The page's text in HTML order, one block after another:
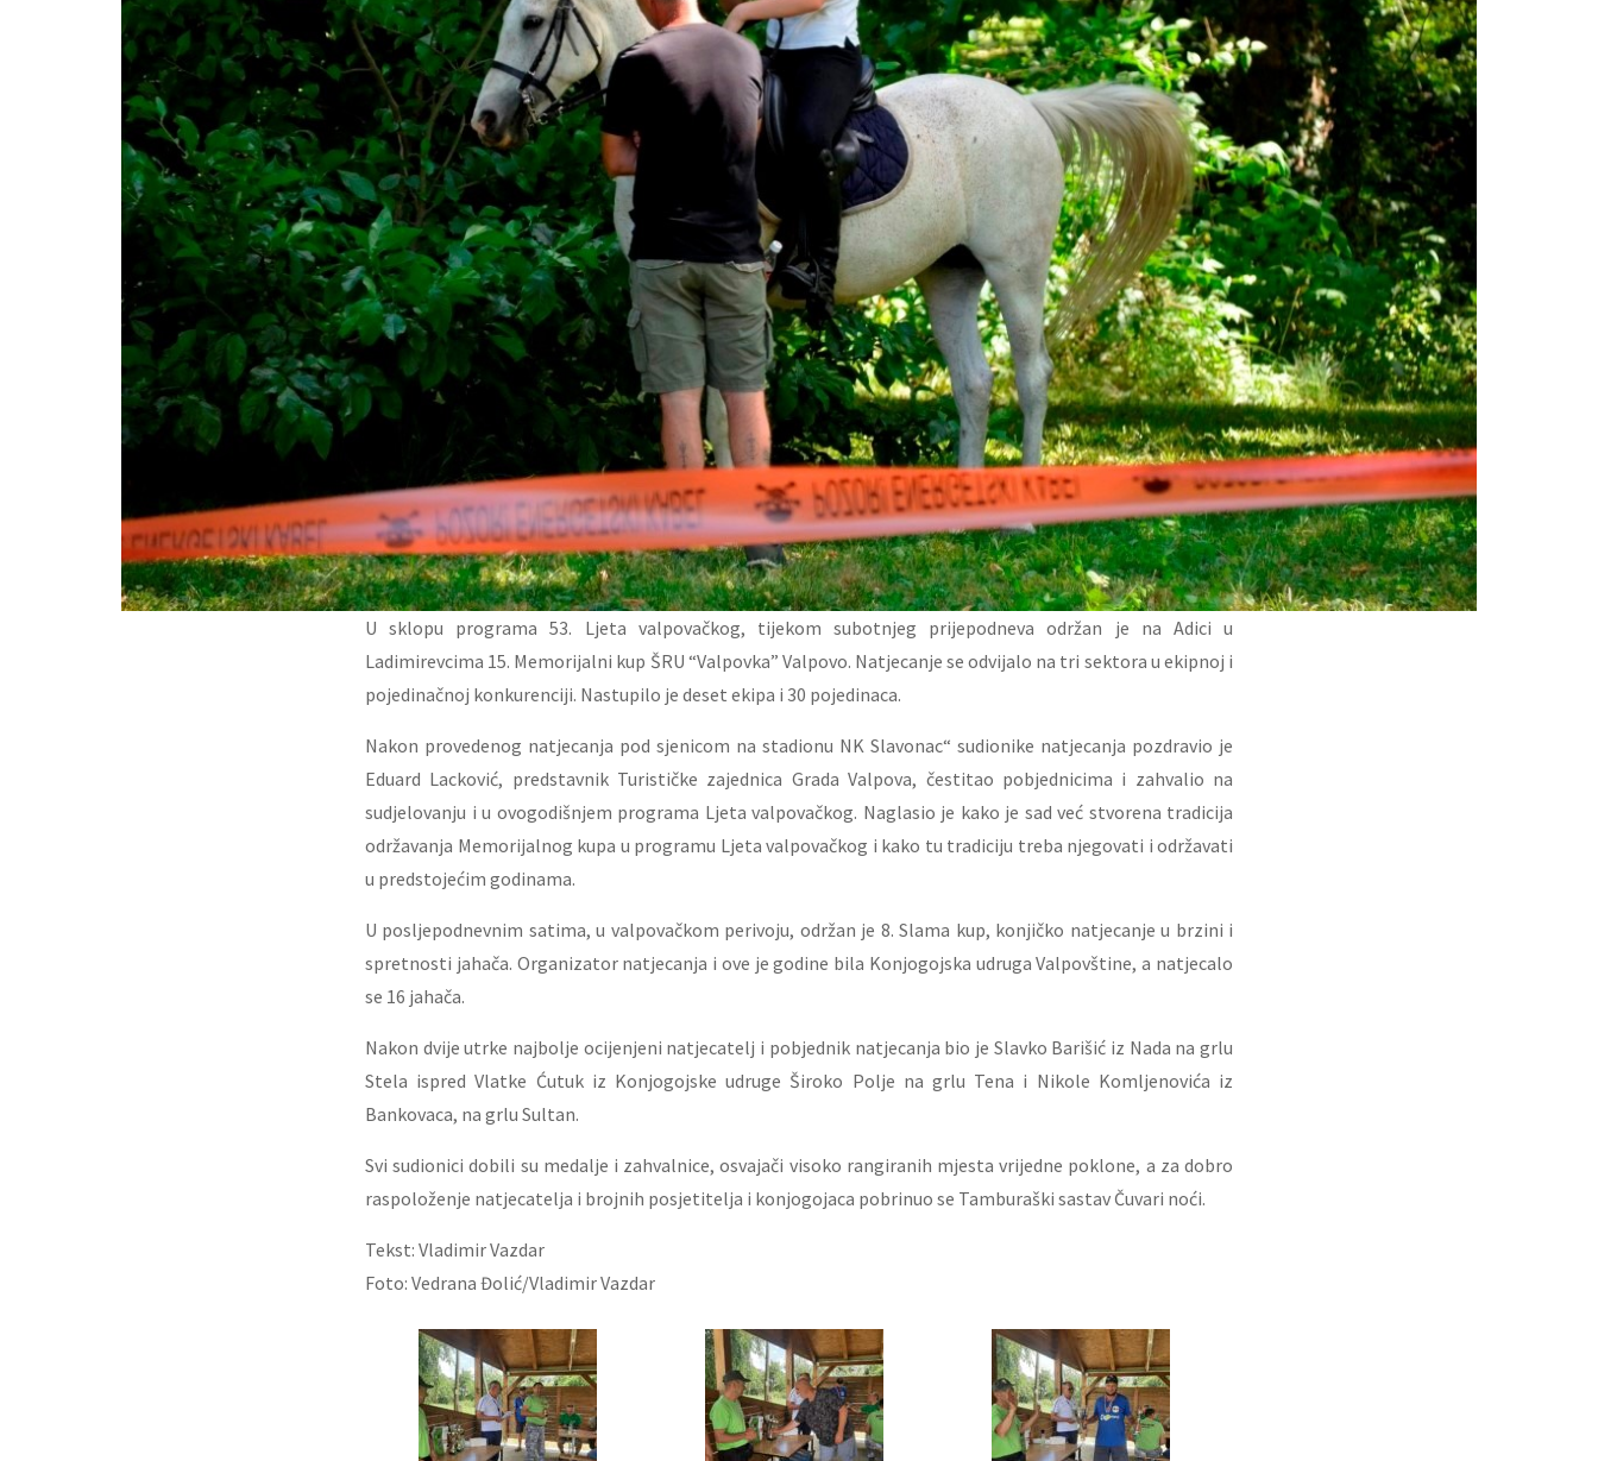
U sklopu programa 53. Ljeta valpovačkog, tijekom subotnjeg prijepodneva održan je na Adici u
Ladimirevcima 15. Memorijalni kup ŠRU “Valpovka” Valpovo. Natjecanje se odvijalo na tri sektora u ekipnoj i
pojedinačnoj konkurenciji. Nastupilo je deset ekipa i 30 pojedinaca.
Nakon provedenog natjecanja pod sjenicom na stadionu NK Slavonac“ sudionike natjecanja pozdravio je
Eduard Lacković, predstavnik Turističke zajednica Grada Valpova, čestitao pobjednicima i zahvalio na
sudjelovanju i u ovogodišnjem programa Ljeta valpovačkog. Naglasio je kako je sad već stvorena tradicija
održavanja Memorijalnog kupa u programu Ljeta valpovačkog i kako tu tradiciju treba njegovati i održavati
u predstojećim godinama.
U posljepodnevnim satima, u valpovačkom perivoju, održan je 8. Slama kup, konjičko natjecanje u brzini i
spretnosti jahača. Organizator natjecanja i ove je godine bila Konjogojska udruga Valpovštine, a natjecalo
se 16 jahača.
Nakon dvije utrke najbolje ocijenjeni natjecatelj i pobjednik natjecanja bio je Slavko Barišić iz Nada na grlu
Stela ispred Vlatke Ćutuk iz Konjogojske udruge Široko Polje na grlu Tena i Nikole Komljenovića iz
Bankovaca, na grlu Sultan.
Svi sudionici dobili su medalje i zahvalnice, osvajači visoko rangiranih mjesta vrijedne poklone, a za dobro
raspoloženje natjecatelja i brojnih posjetitelja i konjogojaca pobrinuo se Tamburaški sastav Čuvari noći.
Tekst: Vladimir Vazdar
Foto: Vedrana Đolić/Vladimir Vazdar